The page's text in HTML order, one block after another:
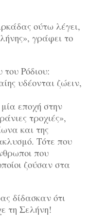
ούτω λέγει,
γράφει το
Ρόδιου:
υδέονται ζώειν,
εποχή στην
τροχιές»,
και της
Τότε που
που
ζούσαν στα
δίδασκαν ότι
τη Σελήνη!